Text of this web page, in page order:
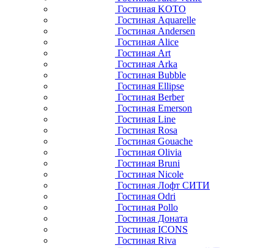
Гостиная KOTO
Гостиная Aquarelle
Гостиная Andersen
Гостиная Alice
Гостиная Art
Гостиная Arka
Гостиная Bubble
Гостиная Ellipse
Гостиная Berber
Гостиная Emerson
Гостиная Line
Гостиная Rosa
Гостиная Gouache
Гостиная Olivia
Гостиная Bruni
Гостиная Nicole
Гостиная Лофт СИТИ
Гостиная Odri
Гостиная Pollo
Гостиная Доната
Гостиная ICONS
Гостиная Riva